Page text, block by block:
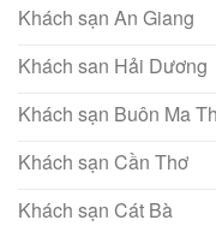
Khách sạn An Giang
Khách san Hải Dương
Khách sạn Buôn Ma
Khách sạn Cần Thơ
Khách sạn Cát Bà